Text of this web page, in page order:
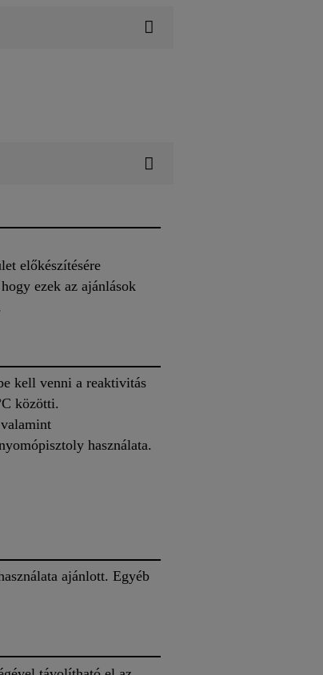
előkészítésére
ezek az ajánlások
kell venni a reaktivitás
közötti.
használata.
ajánlott. Egyéb